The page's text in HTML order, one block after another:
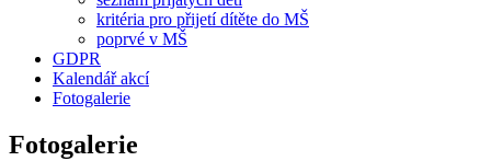
kritéria pro přijetí dítěte do MŠ
poprvé v MŠ
GDPR
Kalendář akcí
Fotogalerie
Fotogalerie